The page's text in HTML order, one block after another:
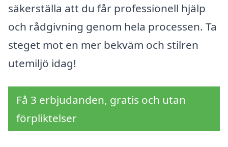
säkerställa att du får professionell hjälp
och rådgivning genom hela processen. Ta
steget mot en mer bekväm och stilren
utemiljö idag!
Få 3 erbjudanden, gratis och utan
förpliktelser